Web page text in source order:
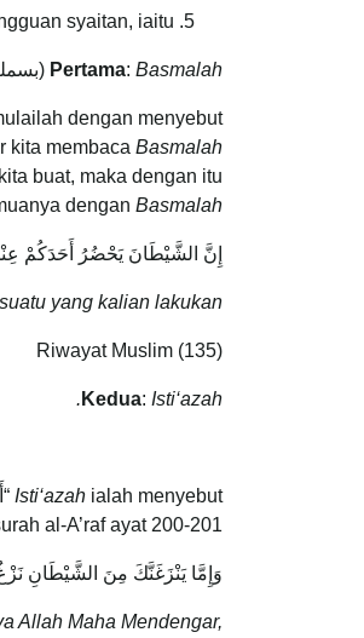
syaitan, iaitu:
Pertama: Basmalah
kita membaca Basmalah
buat, maka dengan itu
dengan Basmalah
إِنَّ الشَّيْطَانَ يَحْضُرُ أَحَدَكُمْ
yang kalian lakukan
Riwayat Muslim (135)
Kedua: Isti‘azah.
Isti‘azah ialah menyebut “أَعُوذُ بِاللهِ مِنَ الشَّيْطَانِ الرَّجِيمِ”
al-A’raf ayat 200-201:
وَإِمَّا يَنْزَغَنَّكَ مِنَ الشَّيْطَانِ نَزْغٌ فَاسْتَعِذْ بِاللَّهِ إِنَّهُ سَمِيعٌ عَلِيمٌ (200)
Allah Maha Mendengar,